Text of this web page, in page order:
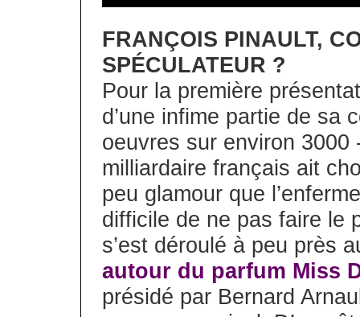
FRANÇOIS PINAULT,
SPÉCULATEUR ?
Pour la première
d’une infime partie de sa
oeuvres sur environ
milliardaire français ait
peu glamour que
difficile de ne pas faire le
s’est déroulé à peu près
autour du parfum Miss
présidé par Bernard